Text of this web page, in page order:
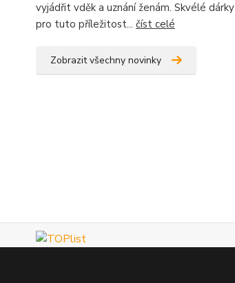
vyjádřit vděk a uznání ženám. Skvélé dárky
pro tuto příležitost... číst celé
Zobrazit všechny novinky